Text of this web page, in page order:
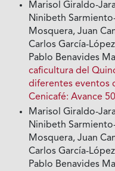
Marisol Giraldo-
Ninibeth
Mosquera, Juan
Carlos García-
Pablo Benavides
caficultura del
diferentes eventos
Cenicafé: Avance
Marisol Giraldo-
Ninibeth
Mosquera, Juan
Carlos García-
Pablo Benavides